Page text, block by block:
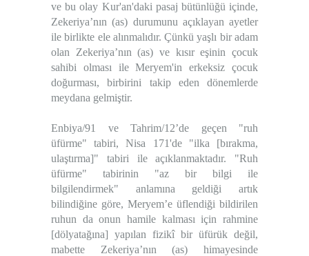
ve bu olay Kur'an'daki pasaj bütünlüğü içinde,
Zekeriya’nın (as) durumunu açıklayan ayetler
ile birlikte ele alınmalıdır. Çünkü yaşlı bir adam
olan Zekeriya’nın (as) ve kısır eşinin çocuk
sahibi olması ile Meryem'in erkeksiz çocuk
doğurması, birbirini takip eden dönemlerde
meydana gelmiştir.
Enbiya/91 ve Tahrim/12’de geçen "ruh
üfürme" tabiri, Nisa 171'de "ilka [bırakma,
ulaştırma]" tabiri ile açıklanmaktadır. "Ruh
üfürme" tabirinin "az bir bilgi ile
bilgilendirmek" anlamına geldiği artık
bilindiğine göre, Meryem’e üflendiği bildirilen
ruhun da onun hamile kalması için rahmine
[dölyatağına] yapılan fizikî bir üfürük değil,
mabette Zekeriya’nın (as) himayesinde